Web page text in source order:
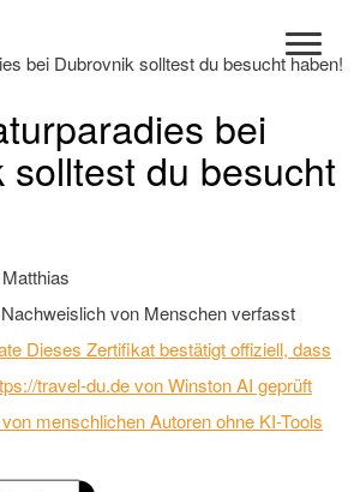
bei
solltest du besucht
von Menschen verfasst
Dieses Zertifikat bestätigt offiziell, dass
travel-du.de von Winston AI geprüft
menschlichen Autoren ohne KI-Tools